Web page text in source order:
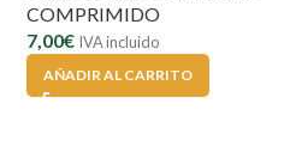
COMPRIMIDO
7,00€ IVA incluido
AÑADIR AL CARRITO